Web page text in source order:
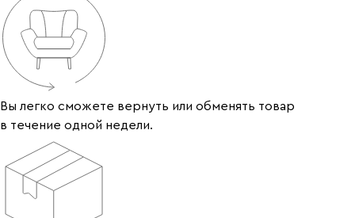
Вы легко сможете вернуть или обменять товар
в течение одной недели.